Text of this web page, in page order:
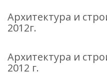
Архитектура и
2012г.
Архитектура и
2012 г.